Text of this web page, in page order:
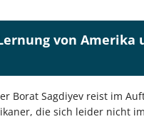
von Amerika
Borat Sagdiyev reist im
die sich leider nicht